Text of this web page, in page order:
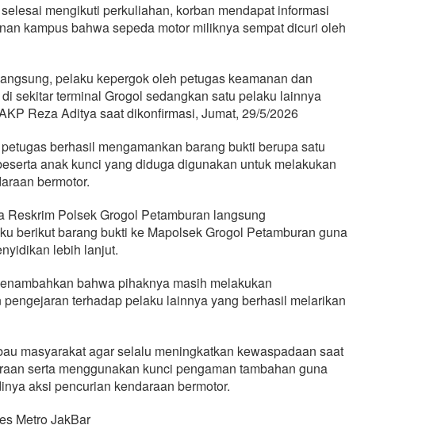
mengikuti perkuliahan, korban mendapat informasi
kampus bahwa sepeda motor miliknya sempat dicuri oleh
pelaku kepergok oleh petugas keamanan dan
sekitar terminal Grogol sedangkan satu pelaku lainnya
Reza Aditya saat dikonfirmasi, Jumat, 29/5/2026
berhasil mengamankan barang bukti berupa satu
anak kunci yang diduga digunakan untuk melakukan
bermotor.
Reskrim Polsek Grogol Petamburan langsung
berikut barang bukti ke Mapolsek Grogol Petamburan guna
lebih lanjut.
bahwa pihaknya masih melakukan
terhadap pelaku lainnya yang berhasil melarikan
masyarakat agar selalu meningkatkan kewaspadaan saat
serta menggunakan kunci pengaman tambahan guna
aksi pencurian kendaraan bermotor.
Metro JakBar